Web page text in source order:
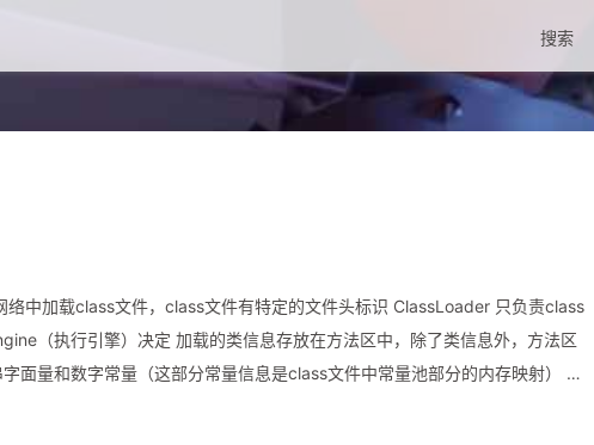
搜索
中加载class文件，class文件有特定的文件头标识 ClassLoader 只负责class
（执行引擎）决定 加载的类信息存放在方法区中，除了类信息外，方法区
量和数字常量（这部分常量信息是class文件中常量池部分的内存映射） 类